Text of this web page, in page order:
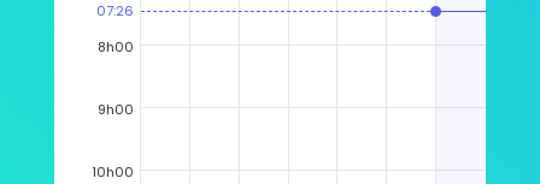
n ar er u n m m
8h00
9h00
10h00
07:26